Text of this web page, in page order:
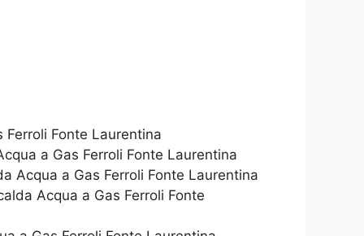
Ferroli Fonte Laurentina
a Gas Ferroli Fonte Laurentina
Acqua a Gas Ferroli Fonte Laurentina
Acqua a Gas Ferroli Fonte